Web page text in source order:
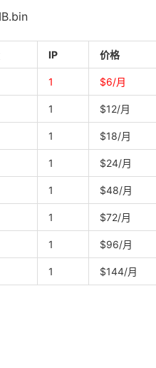
IP 价格
1 $6/月
1 $12/月
1 $18/月
1 $24/月
1 $48/月
1 $72/月
1 $96/月
1 $144/月